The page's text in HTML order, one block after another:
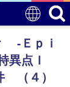
‐Ｅｐｉ
異点Ｉ
（４）